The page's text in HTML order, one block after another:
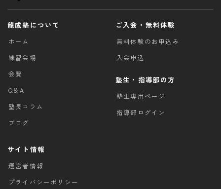
龍成塾について
ホーム
練習会場
会費
Q＆A
塾長コラム
ブログ
ご入会・無料体験
無料体験のお申込み
入会申込
塾生・指導部の方
塾生専用ページ
指導部ログイン
サイト情報
運営者情報
プライバシーポリシー